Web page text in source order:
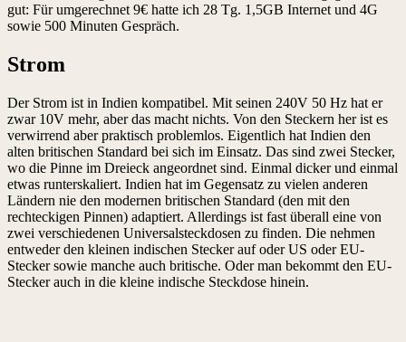
gut: Für umgerechnet 9€ hatte ich 28 Tg. 1,5GB Internet und 4G
sowie 500 Minuten Gespräch.
Strom
Der Strom ist in Indien kompatibel. Mit seinen 240V 50 Hz hat er
zwar 10V mehr, aber das macht nichts. Von den Steckern her ist es
verwirrend aber praktisch problemlos. Eigentlich hat Indien den
alten britischen Standard bei sich im Einsatz. Das sind zwei Stecker,
wo die Pinne im Dreieck angeordnet sind. Einmal dicker und einmal
etwas runterskaliert. Indien hat im Gegensatz zu vielen anderen
Ländern nie den modernen britischen Standard (den mit den
rechteckigen Pinnen) adaptiert. Allerdings ist fast überall eine von
zwei verschiedenen Universalsteckdosen zu finden. Die nehmen
entweder den kleinen indischen Stecker auf oder US oder EU-
Stecker sowie manche auch britische. Oder man bekommt den EU-
Stecker auch in die kleine indische Steckdose hinein.